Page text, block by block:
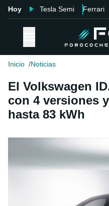
Hoy Tesla Semi Ferrari
Inicio Noticias
El Volkswagen
con 4 versiones
hasta 83 kWh